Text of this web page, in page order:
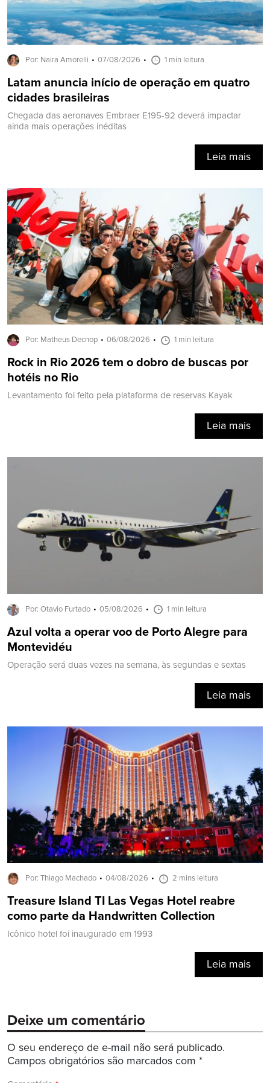
Por: Naira Amorelli 07/08/2026 1 min leitura
Latam anuncia início de operação em quatro
cidades brasileiras
Chegada das aeronaves Embraer E195-92 deverá impactar
ainda mais operações inéditas
Leia mais
Por: Matheus Decnop 06/08/2026 1 min leitura
Rock in Rio 2026 tem o dobro de buscas por
hotéis no Rio
Levantamento foi feito pela plataforma de reservas Kayak
Leia mais
Por: Otavio Furtado 05/08/2026 1 min leitura
Azul volta a operar voo de Porto Alegre para
Montevidéu
Operação será duas vezes na semana, às segundas e sextas
Leia mais
Por: Thiago Machado 04/08/2026 2 mins leitura
Treasure Island TI Las Vegas Hotel reabre
como parte da Handwritten Collection
Icônico hotel foi inaugurado em 1993
Leia mais
Deixe um comentário
O seu endereço de e-mail não será publicado.
Campos obrigatórios são marcados com *